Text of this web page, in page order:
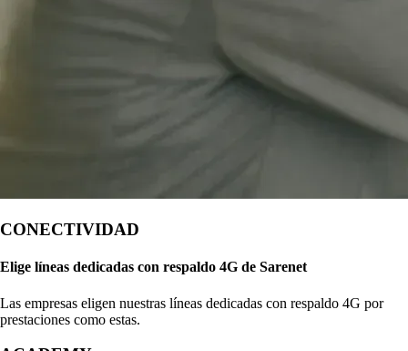
CONECTIVIDAD
Elige líneas dedicadas con respaldo 4G de Sarenet
Las empresas eligen nuestras líneas dedicadas con respaldo 4G por
prestaciones como estas.